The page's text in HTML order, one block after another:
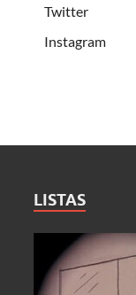
Twitter
Instagram
LISTAS